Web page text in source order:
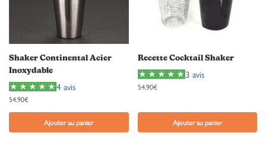
Shaker Continental Acier
Inoxydable
4 avis
54,90€
Ajouter au panier
Recette Cocktail Shaker
3 avis
54,90€
Ajouter au panier